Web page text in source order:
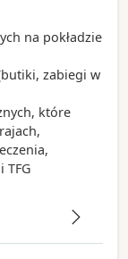
na pokładzie
zabiegi w
które
TFG